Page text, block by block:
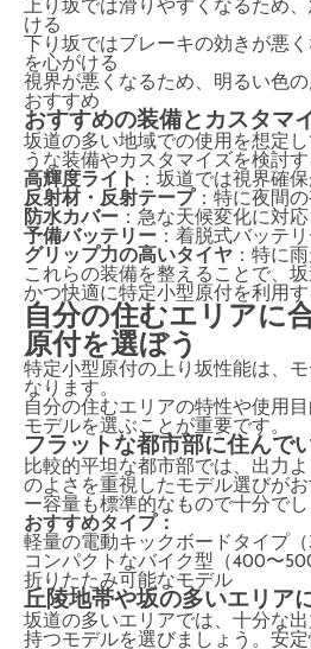
上り坂では滑りやすくなるため
ける
下り坂ではブレーキの効きが悪
を心がける
視界が悪くなるため、明るい色
おすすめ
おすすめの装備とカスタマ
坂道の多い地域での使用を想定
うな装備やカスタマイズを検討す
高輝度ライト
：坂道では視界確
反射材・反射テープ ：特に夜間
防水カバー ：急な天候変化に対応
予備バッテリー ：着脱式バッテ
グリップ力の高いタイヤ ：特に
これらの装備を整えることで、
かつ快適に特定小型原付を利用す
自分の住むエリアに
原付を選ぼう
特定小型原付の上り坂性能は、
なります。
自分の住むエリアの特性や使用
モデルを選ぶことが重要です。
フラットな都市部に住んで
比較的平坦な都市部では、出力
のよさを重視したモデル選びが
ー容量も標準的なもので十分でし
おすすめタイプ：
軽量の電動キックボードタイプ（
コンパクトなバイク型（400〜
折りたたみ可能なモデル
丘陵地帯や坂の多いエリア
坂道の多いエリアでは、十分な
持つモデルを選びましょう。安